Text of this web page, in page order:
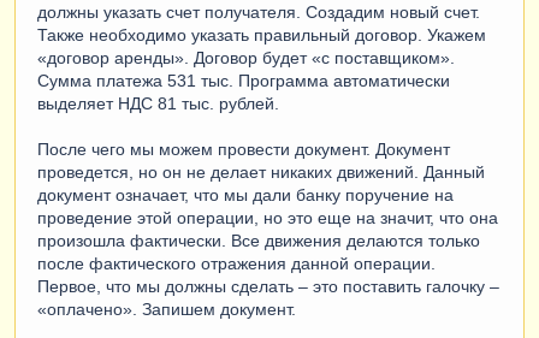
должны указать счет получателя. Создадим новый счет.
Также необходимо указать правильный договор. Укажем
«договор аренды». Договор будет «с поставщиком».
Сумма платежа 531 тыс. Программа автоматически
выделяет НДС 81 тыс. рублей.
После чего мы можем провести документ. Документ
проведется, но он не делает никаких движений. Данный
документ означает, что мы дали банку поручение на
проведение этой операции, но это еще на значит, что она
произошла фактически. Все движения делаются только
после фактического отражения данной операции.
Первое, что мы должны сделать – это поставить галочку –
«оплачено». Запишем документ.